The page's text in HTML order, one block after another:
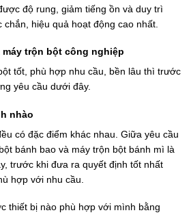
độ rung, giảm tiếng ồn và duy trì
hiệu quả hoạt động cao nhất.
trộn bột công nghiệp
tốt, phù hợp nhu cầu, bền lâu thì trước
yêu cầu dưới đây.
nhào
có đặc điểm khác nhau. Giữa yêu cầu
bánh bao và máy trộn bột bánh mì là
trước khi đưa ra quyết định tốt nhất
hợp với nhu cầu.
thiết bị nào phù hợp với mình bằng